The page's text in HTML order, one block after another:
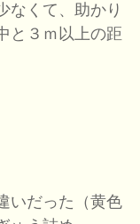
なくて、助かり
と３ｍ以上の距
いだった（黄色